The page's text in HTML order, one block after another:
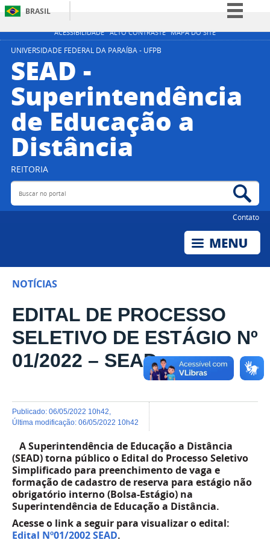
ACESSIBILIDADE ALTO CONTRASTE MAPA DO SITE
BRASIL
Simplifique!
Acesso à informação
Legislação
Canais
UNIVERSIDADE FEDERAL DA PARAÍBA - UFPB
SEAD -
Superintendência
de Educação a
Distância
REITORIA
Buscar no portal
Contato
NOTÍCIAS
EDITAL DE PROCESSO
SELETIVO DE ESTÁGIO Nº
01/2022 – SEAD
publicado: 06/05/2022 10h42
última modificação: 06/05/2022 10h42
A Superintendência de Educação a Distância
(SEAD) torna público o Edital do Processo Seletivo
Simplificado para preenchimento de vaga e
formação de cadastro de reserva para estágio não
obrigatório interno (Bolsa-Estágio) na
Superintendência de Educação a Distância.
Acesse o link a seguir para visualizar o edital:
Edital Nº01/2002 SEAD.